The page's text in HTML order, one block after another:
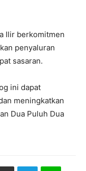
Ilir berkomitmen
penyaluran
sasaran.
ini dapat
meningkatkan
Dua Puluh Dua